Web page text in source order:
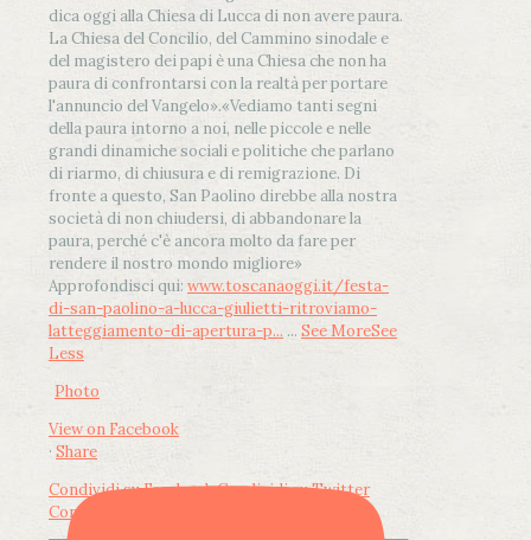
dica oggi alla Chiesa di Lucca di non avere paura.
La Chiesa del Concilio, del Cammino sinodale e
del magistero dei papi è una Chiesa che non ha
paura di confrontarsi con la realtà per portare
l'annuncio del Vangelo».«Vediamo tanti segni
della paura intorno a noi, nelle piccole e nelle
grandi dinamiche sociali e politiche che parlano
di riarmo, di chiusura e di remigrazione. Di
fronte a questo, San Paolino direbbe alla nostra
società di non chiudersi, di abbandonare la
paura, perché c'è ancora molto da fare per
rendere il nostro mondo migliore»
Approfondisci qui: www.toscanaoggi.it/festa-
di-san-paolino-a-lucca-giulietti-ritroviamo-
latteggiamento-di-apertura-p... ... See MoreSee
Less
Photo
View on Facebook
· Share
Condividi su FacebookCondividi su Twitter
Condividi su LinkedIn